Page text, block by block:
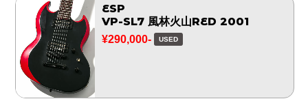
ESP
VP-SL7 風林火山RED 2001
¥290,000- USED